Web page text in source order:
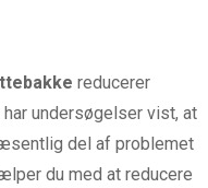
reducerer
undersøgelser vist, at
del af problemet
du med at reducere